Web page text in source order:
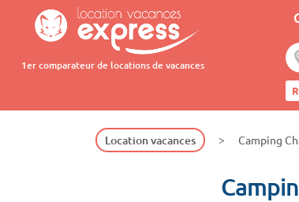
1er comparateur de locations de vacances
Location vacances Camping